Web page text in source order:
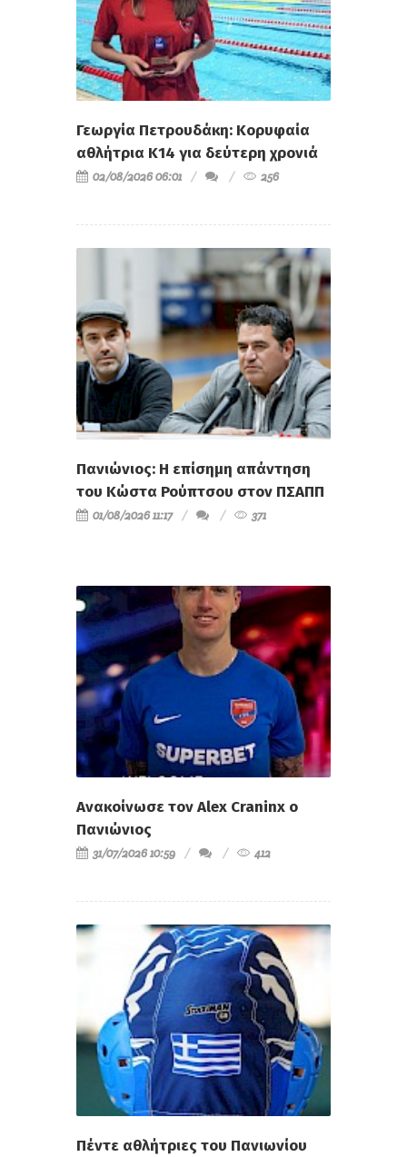
Γεωργία Πετρουδάκη: Κορυφαία
αθλήτρια Κ14 για δεύτερη χρονιά
02/08/2026 06:01 256
Πανιώνιος: Η επίσημη απάντηση
του Κώστα Ρούπτσου στον ΠΣΑΠΠ
01/08/2026 11:17 371
Ανακοίνωσε τον Alex Craninx ο
Πανιώνιος
31/07/2026 10:59 412
Πέντε αθλήτριες του Πανιωνίου